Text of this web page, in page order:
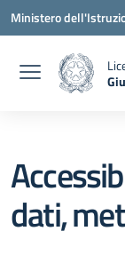
Vai ai contenuti
Vai al menu di
Vai al footer
Ministero
dati,